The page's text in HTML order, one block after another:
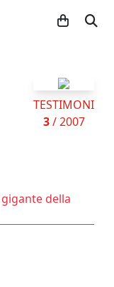
TESTIMONI
3/ 2007
della